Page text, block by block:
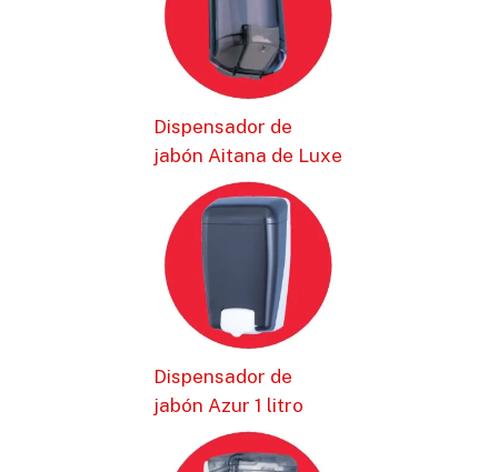
Dispensador de
jabón Aitana de Luxe
Dispensador de
jabón Azur 1 litro